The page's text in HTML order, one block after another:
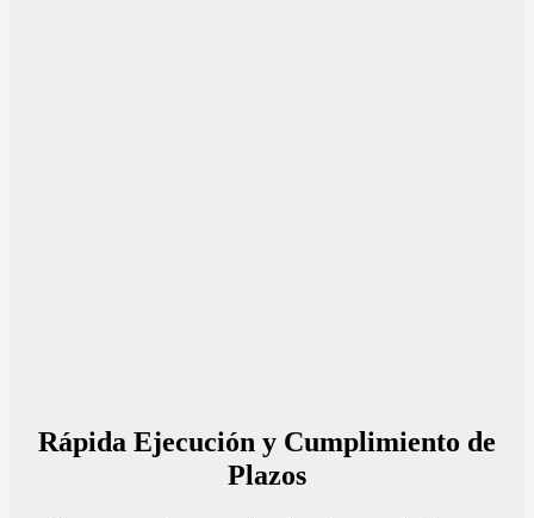
Rápida Ejecución y Cumplimiento de
Plazos